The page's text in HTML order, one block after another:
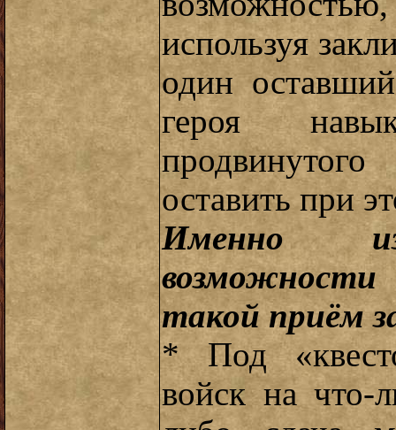
используя
один
героя
оставить при
Именно
возможности
такой приём
* Под
войск на что-